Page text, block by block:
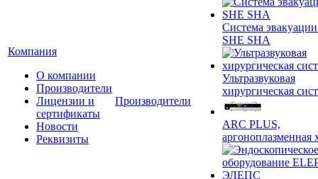
Компания
О компании
Производители
Лицензии и
сертификаты
Новости
Реквизиты
Производители
Система
SHE SHA
Ультразвуковая
хирургическая
ARC PLUS,
аргоноплазменная